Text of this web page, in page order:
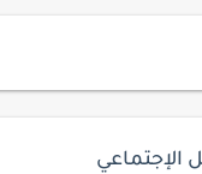
الإجتماعي